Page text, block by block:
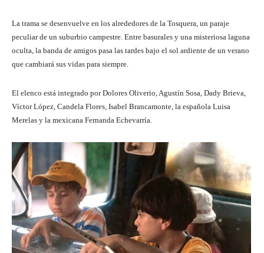
La trama se desenvuelve en los alrededores de la Tosquera, un paraje
peculiar de un suburbio campestre. Entre basurales y una misteriosa laguna
oculta, la banda de amigos pasa las tardes bajo el sol ardiente de un verano
que cambiará sus vidas para siempre.
El elenco está integrado por Dolores Oliverio, Agustín Sosa, Dady Brieva,
Víctor López, Candela Flores, Isabel Brancamonte, la española Luisa
Merelas y la mexicana Fernanda Echevarría.